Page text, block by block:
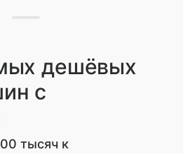
дешёвых
с
тысяч к